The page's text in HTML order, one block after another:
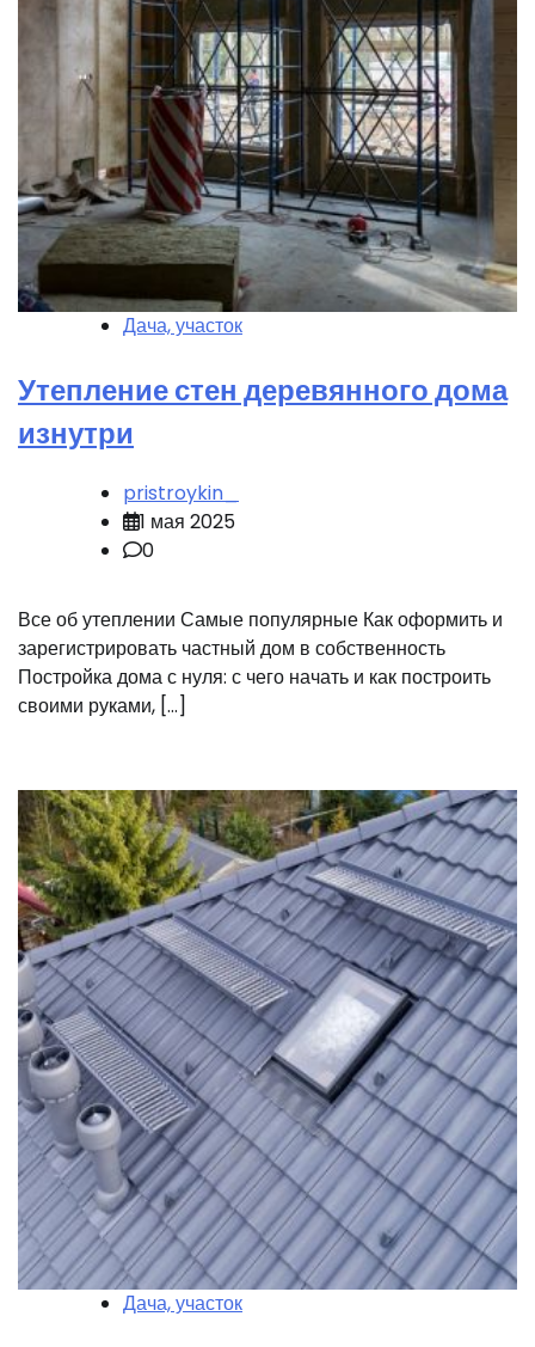
Дача, участок
Утепление стен деревянного дома
изнутри
pristroykin_
1 мая 2025
0
Все об утеплении Самые популярные Как оформить и
зарегистрировать частный дом в собственность
Постройка дома с нуля: с чего начать и как построить
своими руками, […]
Дача, участок